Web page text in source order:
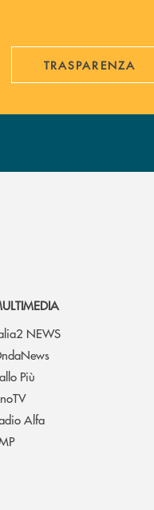
TRASPARENZA
NEWS
Più
Alfa